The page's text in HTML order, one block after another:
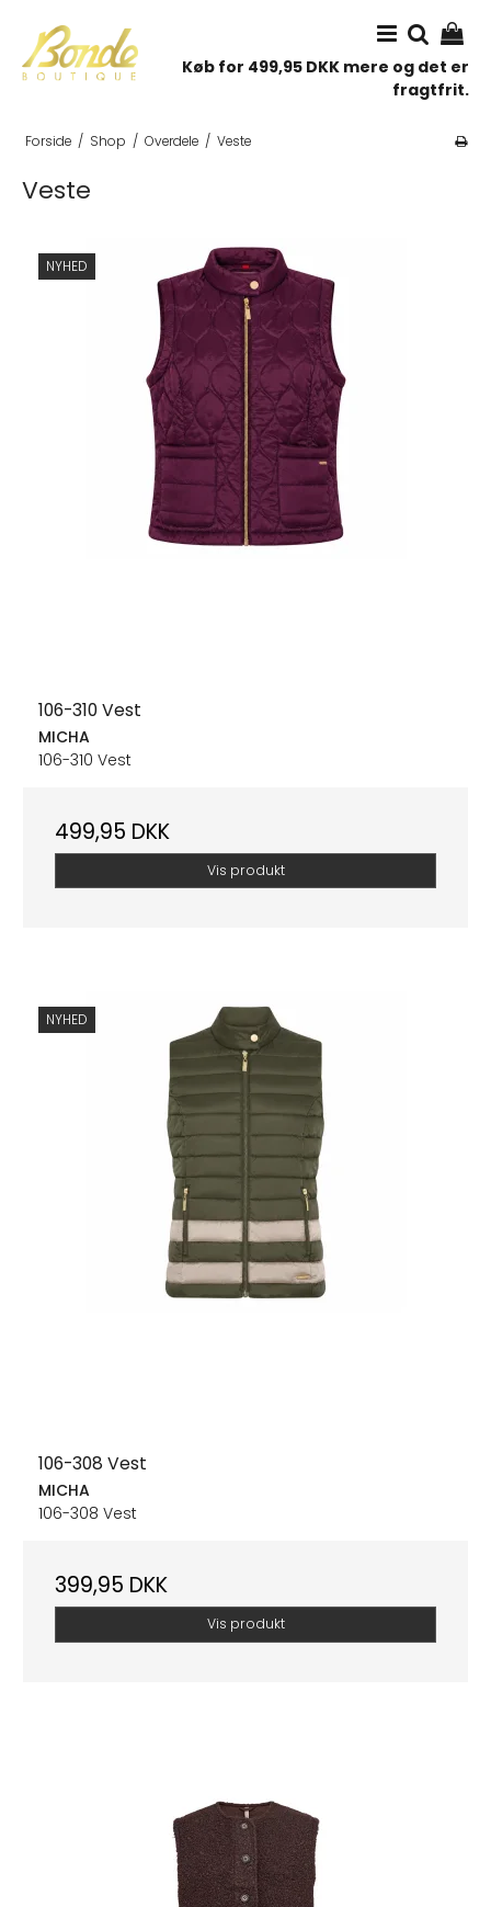
Køb for 499,95 DKK mere og det er
fragtfrit.
Forside / Shop / Overdele / Veste
Veste
NYHED
106-310 Vest
MICHA
106-310 Vest
499,95 DKK
Vis produkt
NYHED
106-308 Vest
MICHA
106-308 Vest
399,95 DKK
Vis produkt